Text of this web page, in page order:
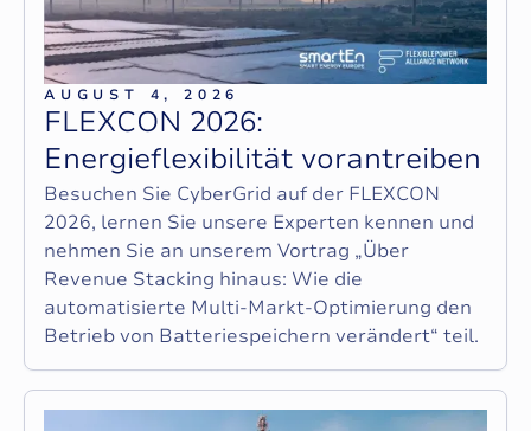
AUGUST 4, 2026
FLEXCON 2026:
Energieflexibilität vorantreiben
Besuchen Sie CyberGrid auf der FLEXCON
2026, lernen Sie unsere Experten kennen und
nehmen Sie an unserem Vortrag „Über
Revenue Stacking hinaus: Wie die
automatisierte Multi-Markt-Optimierung den
Betrieb von Batteriespeichern verändert“ teil.